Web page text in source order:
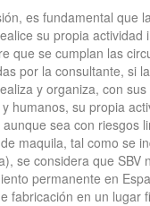
es fundamental que
su propia actividad
que se cumplan las
por la consultante, si
y organiza, con
humanos, su propia
sea con riesgos
maquila, tal como se
se considera que SBV
permanente en
fabricación en un lugar